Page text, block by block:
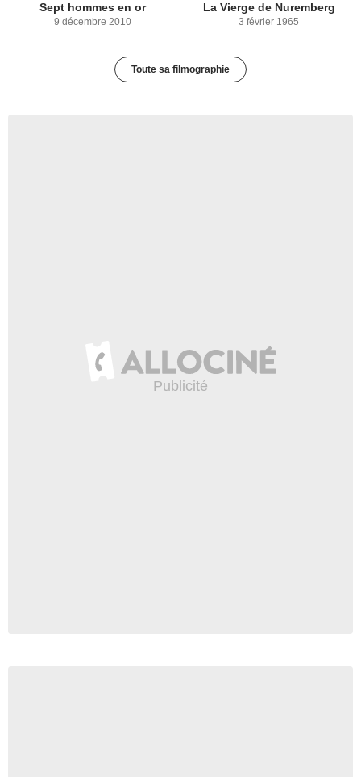
Sept hommes en or
9 décembre 2010
La Vierge de Nuremberg
3 février 1965
Toute sa filmographie